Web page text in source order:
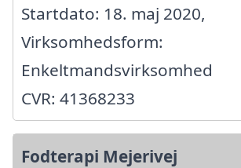
Startdato: 18. maj 2020,
Virksomhedsform:
Enkeltmandsvirksomhed
CVR: 41368233
Fodterapi Mejerivej